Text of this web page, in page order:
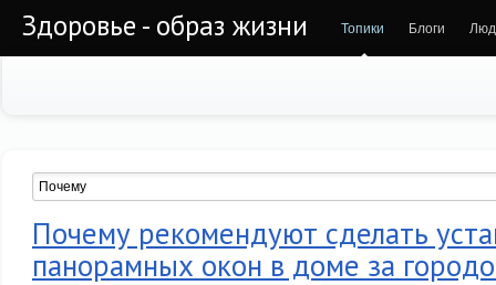
Здоровье - образ жизни Топики Блоги
Почему рекомендуют сделать
панорамных окон в доме за